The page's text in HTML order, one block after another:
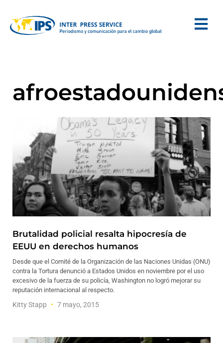
Brutalidad policial resalta hipocresía de
EEUU en derechos humanos
Desde que el Comité de la Organización de las Naciones Unidas (ONU)
contra la Tortura denunció a Estados Unidos en noviembre por el uso
excesivo de la fuerza de su policía, Washington no logró mejorar su
reputación internacional al respecto.
Kitty Stapp 7 mayo, 2015